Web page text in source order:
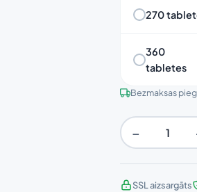
270
360
tabletes
Bezmaksas
−
SSL aizsargāts